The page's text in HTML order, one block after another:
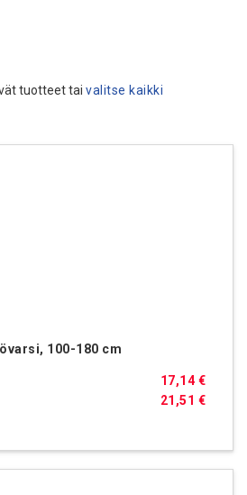
tuotteet tai valitse kaikki
100-180 cm
21,51 €
17,14 €